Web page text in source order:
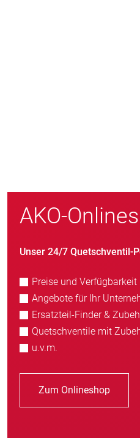
AKO-
Unser 24/7 Quetschventil-
Preise und
Angebote für Ihr
Ersatzteil-Finder &
Quetschventile mit
u.v.m.
Zum Onlineshop